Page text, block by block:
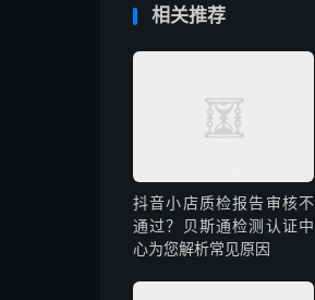
相关推荐
抖音小店质检报告审核不
通过？贝斯通检测认证中
心为您解析常见原因